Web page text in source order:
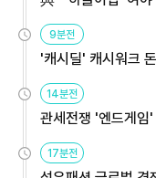
9분전
'캐시딜' 캐시워크
14분전
관세전쟁 '엔드게임
17분전